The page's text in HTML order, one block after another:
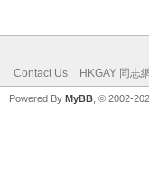
Contact Us HKGAY 同志
Powered By MyBB , © 2002-